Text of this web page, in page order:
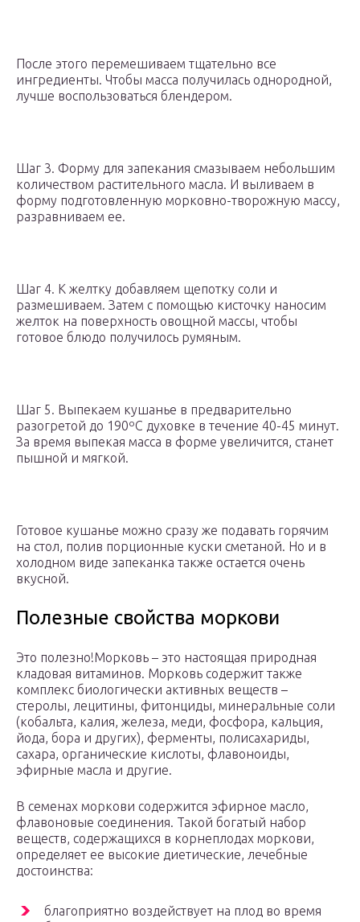
После этого перемешиваем тщательно все
ингредиенты. Чтобы масса получилась однородной,
лучше воспользоваться блендером.
Шаг 3. Форму для запекания смазываем небольшим
количеством растительного масла. И выливаем в
форму подготовленную морковно-творожную массу,
разравниваем ее.
Шаг 4. К желтку добавляем щепотку соли и
размешиваем. Затем с помощью кисточку наносим
желток на поверхность овощной массы, чтобы
готовое блюдо получилось румяным.
Шаг 5. Выпекаем кушанье в предварительно
разогретой до 190ºС духовке в течение 40-45 минут.
За время выпекая масса в форме увеличится, станет
пышной и мягкой.
Готовое кушанье можно сразу же подавать горячим
на стол, полив порционные куски сметаной. Но и в
холодном виде запеканка также остается очень
вкусной.
Полезные свойства моркови
Это полезно!Морковь – это настоящая природная
кладовая витаминов. Морковь содержит также
комплекс биологически активных веществ –
стеролы, лецитины, фитонциды, минеральные соли
(кобальта, калия, железа, меди, фосфора, кальция,
йода, бора и других), ферменты, полисахариды,
сахара, органические кислоты, флавоноиды,
эфирные масла и другие.
В семенах моркови содержится эфирное масло,
флавоновые соединения. Такой богатый набор
веществ, содержащихся в корнеплодах моркови,
определяет ее высокие диетические, лечебные
достоинства:
благоприятно воздействует на плод во время